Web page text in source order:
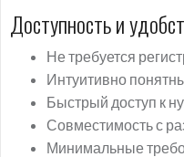
Доступность и
Не требуется
Интуитивно
Быстрый доступ к
Совместимость с
Минимальные